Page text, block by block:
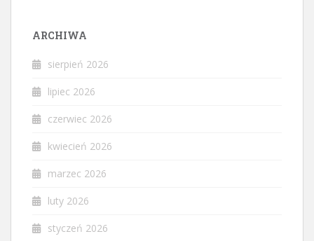
ARCHIWA
sierpień 2026
lipiec 2026
czerwiec 2026
kwiecień 2026
marzec 2026
luty 2026
styczeń 2026